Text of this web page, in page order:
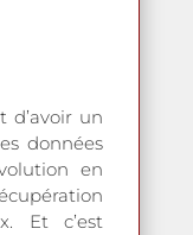
un
données
en
Et c’est